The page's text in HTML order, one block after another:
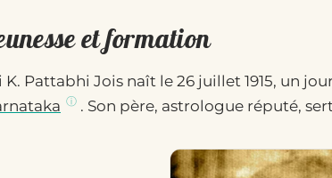
et formation
K. Pattabhi Jois naît le 26 juillet 1915, un
. Son père, astrologue réputé,